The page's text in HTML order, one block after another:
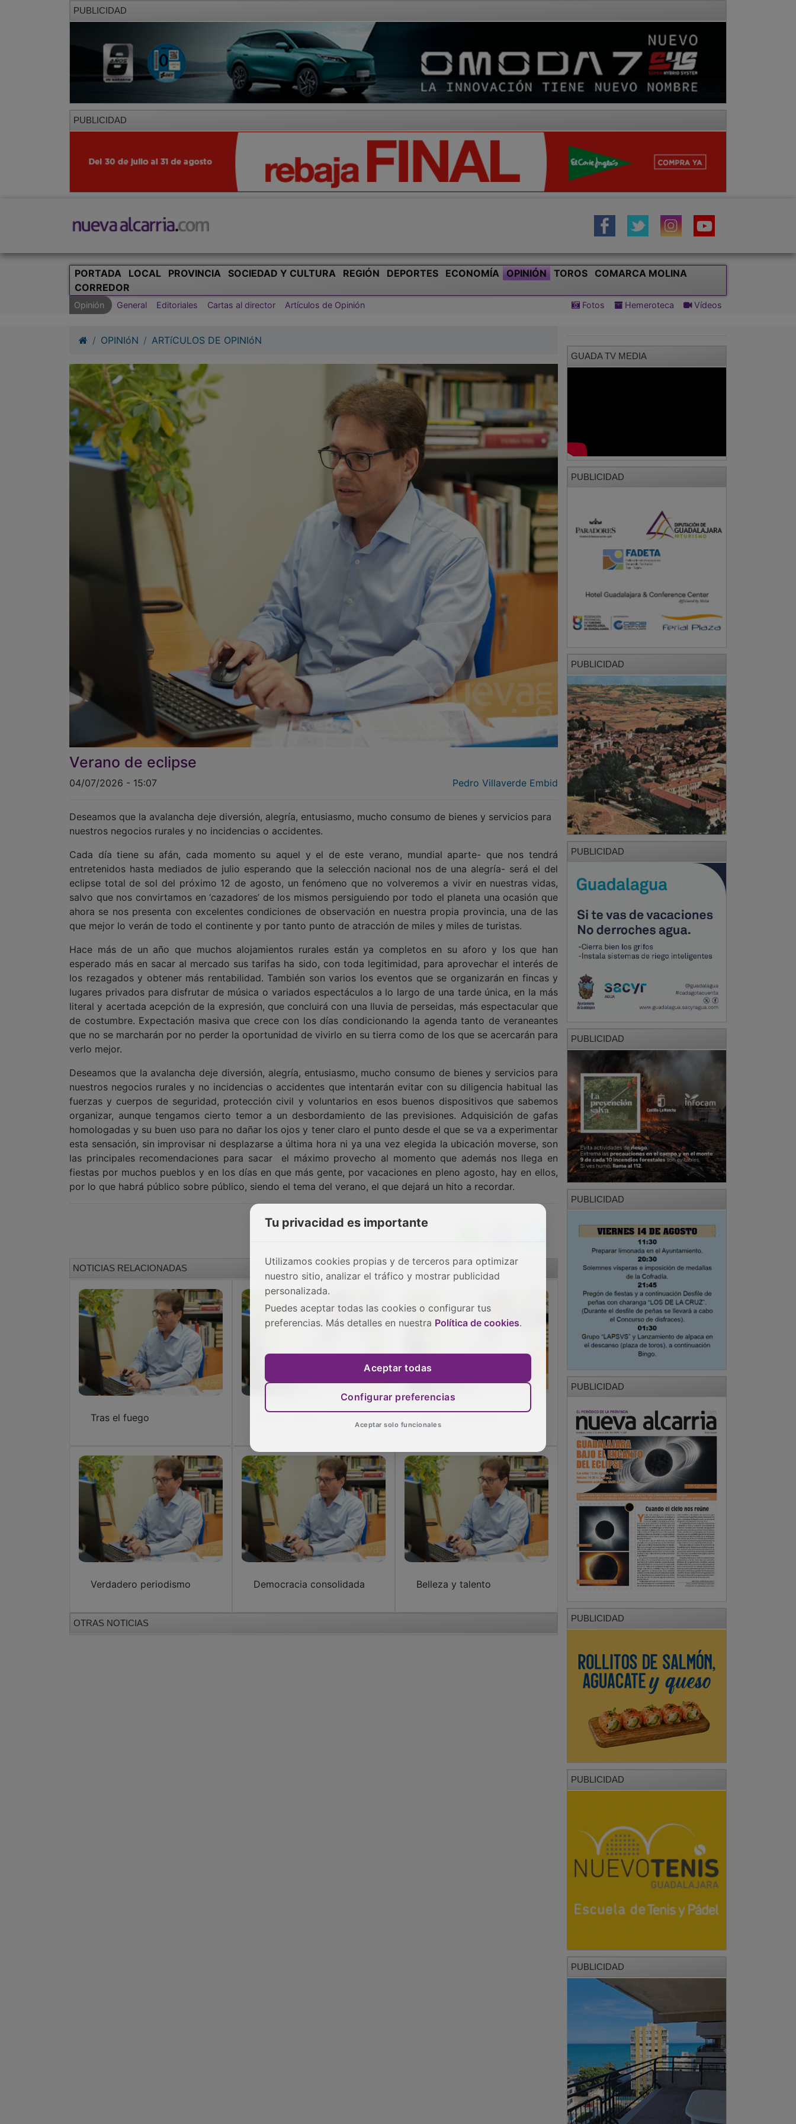
PUBLICIDAD
PUBLICIDAD
PORTADA LOCAL PROVINCIA SOCIEDAD Y CULTURA REGIÓN DEPORTES ECONOMÍA OPINIÓN TOROS
COMARCA MOLINA
CORREDOR
Opinión General Editoriales Cartas al director Artículos de Opinión Fotos Hemeroteca Vídeos
OPINIóN ARTíCULOS DE OPINIóN
Verano de eclipse
04/07/2026 - 15:07 Pedro Villaverde Embid
Deseamos que la avalancha deje diversión, alegría, entusiasmo, mucho consumo de bienes y servicios para
nuestros negocios rurales y no incidencias o accidentes.
Cada día tiene su afán, cada momento su aquel y el de este verano, mundial aparte- que nos tendrá
entretenidos hasta mediados de julio esperando que la selección nacional nos de una alegría- será el del
eclipse total de sol del próximo 12 de agosto, un fenómeno que no volveremos a vivir en nuestras vidas,
salvo que nos convirtamos en ‘cazadores’ de los mismos persiguiendo por todo el planeta una ocasión que
ahora se nos presenta con excelentes condiciones de observación en nuestra propia provincia, una de las
que mejor lo verán de todo el continente y por tanto punto de atracción de miles y miles de turistas.
Hace más de un año que muchos alojamientos rurales están ya completos en su aforo y los que han
esperado más en sacar al mercado sus tarifas ha sido, con toda legitimidad, para aprovechar el interés de
los rezagados y obtener más rentabilidad. También son varios los eventos que se organizarán en fincas y
lugares privados para disfrutar de música o variados espectáculos a lo largo de una tarde única, en la más
literal y acertada acepción de la expresión, que concluirá con una lluvia de perseidas, más espectacular que
de costumbre. Expectación masiva que crece con los días condicionando la agenda tanto de veraneantes
que no se marcharán por no perder la oportunidad de vivirlo en su tierra como de los que se acercarán para
verlo mejor.
Deseamos que la avalancha deje diversión, alegría, entusiasmo, mucho consumo de bienes y servicios para
nuestros negocios rurales y no incidencias o accidentes que intentarán evitar con su diligencia habitual las
fuerzas y cuerpos de seguridad, protección civil y voluntarios en esos buenos dispositivos que sabemos
organizar, aunque tengamos cierto temor a un desbordamiento de las previsiones. Adquisición de gafas
homologadas y su buen uso para no dañar los ojos y tener claro el punto desde el que se va a experimentar
esta sensación, sin improvisar ni desplazarse a última hora ni ya una vez elegida la ubicación moverse, son
las principales recomendaciones para sacar el máximo provecho al momento que además nos llega en
fiestas por muchos pueblos y en los días en que más gente, por vacaciones en pleno agosto, hay en ellos,
por lo que habrá público sobre público, siendo el tema del verano, el que dejará un hito a recordar.
NOTICIAS RELACIONADAS
Tras el fuego
Verdadero periodismo Democracia consolidada Belleza y talento
OTRAS NOTICIAS
GUADA TV MEDIA
PUBLICIDAD
PUBLICIDAD
PUBLICIDAD
PUBLICIDAD
PUBLICIDAD
PUBLICIDAD
PUBLICIDAD
PUBLICIDAD
PUBLICIDAD
Tu privacidad es importante
Utilizamos cookies propias y de terceros para optimizar
nuestro sitio, analizar el tráfico y mostrar publicidad
personalizada.
Puedes aceptar todas las cookies o configurar tus
preferencias. Más detalles en nuestra Política de cookies.
Aceptar todas
Configurar preferencias
Aceptar solo funcionales